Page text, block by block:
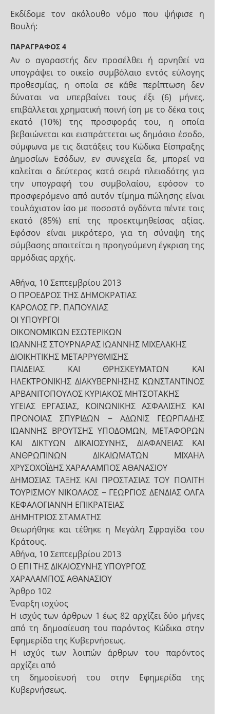
Εκδίδομε τον ακόλουθο νόμο που ψήφισε η
Βουλή:
ΠΑΡΑΓΡΑΦΟΣ 4
Αν ο αγοραστής δεν προσέλθει ή αρνηθεί να
υπογράψει το οικείο συμβόλαιο εντός εύλογης
προθεσμίας, η οποία σε κάθε περίπτωση δεν
δύναται να υπερβαίνει τους έξι (6) μήνες,
επιβάλλεται χρηματική ποινή ίση με το δέκα τοις
εκατό (10%) της προσφοράς του, η οποία
βεβαιώνεται και εισπράττεται ως δημόσιο έσοδο,
σύμφωνα με τις διατάξεις του Κώδικα Είσπραξης
Δημοσίων Εσόδων, εν συνεχεία δε, μπορεί να
καλείται ο δεύτερος κατά σειρά πλειοδότης για
την υπογραφή του συμβολαίου, εφόσον το
προσφερόμενο από αυτόν τίμημα πώλησης είναι
τουλάχιστον ίσο με ποσοστό ογδόντα πέντε τοις
εκατό (85%) επί της προεκτιμηθείσας αξίας.
Εφόσον είναι μικρότερο, για τη σύναψη της
σύμβασης απαιτείται η προηγούμενη έγκριση της
αρμόδιας αρχής.
Αθήνα, 10 Σεπτεμβρίου 2013
Ο ΠΡΟΕΔΡΟΣ ΤΗΣ ΔΗΜΟΚΡΑΤΙΑΣ
ΚΑΡΟΛΟΣ ΓΡ. ΠΑΠΟΥΛΙΑΣ
ΟΙ ΥΠΟΥΡΓΟΙ
ΟΙΚΟΝΟΜΙΚΩΝ ΕΣΩΤΕΡΙΚΩΝ
ΙΩΑΝΝΗΣ ΣΤΟΥΡΝΑΡΑΣ ΙΩΑΝΝΗΣ ΜΙΧΕΛΑΚΗΣ
ΔΙΟΙΚΗΤΙΚΗΣ ΜΕΤΑΡΡΥΘΜΙΣΗΣ
ΠΑΙΔΕΙΑΣ ΚΑΙ ΘΡΗΣΚΕΥΜΑΤΩΝ ΚΑΙ
ΗΛΕΚΤΡΟΝΙΚΗΣ ΔΙΑΚΥΒΕΡΝΗΣΗΣ ΚΩΝΣΤΑΝΤΙΝΟΣ
ΑΡΒΑΝΙΤΟΠΟΥΛΟΣ ΚΥΡΙΑΚΟΣ ΜΗΤΣΟΤΑΚΗΣ
ΥΓΕΙΑΣ ΕΡΓΑΣΙΑΣ, ΚΟΙΝΩΝΙΚΗΣ ΑΣΦΑΛΙΣΗΣ ΚΑΙ
ΠΡΟΝΟΙΑΣ ΣΠΥΡΙΔΩΝ − ΑΔΩΝΙΣ ΓΕΩΡΓΙΑΔΗΣ
ΙΩΑΝΝΗΣ ΒΡΟΥΤΣΗΣ ΥΠΟΔΟΜΩΝ, ΜΕΤΑΦΟΡΩΝ
ΚΑΙ ΔΙΚΤΥΩΝ ΔΙΚΑΙΟΣΥΝΗΣ, ΔΙΑΦΑΝΕΙΑΣ ΚΑΙ
ΑΝΘΡΩΠΙΝΩΝ ΔΙΚΑΙΩΜΑΤΩΝ ΜΙΧΑΗΛ
ΧΡΥΣΟΧΟΪΔΗΣ ΧΑΡΑΛΑΜΠΟΣ ΑΘΑΝΑΣΙΟΥ
ΔΗΜΟΣΙΑΣ ΤΑΞΗΣ ΚΑΙ ΠΡΟΣΤΑΣΙΑΣ ΤΟΥ ΠΟΛΙΤΗ
ΤΟΥΡΙΣΜΟΥ ΝΙΚΟΛΑΟΣ − ΓΕΩΡΓΙΟΣ ΔΕΝΔΙΑΣ ΟΛΓΑ
ΚΕΦΑΛΟΓΙΑΝΝΗ ΕΠΙΚΡΑΤΕΙΑΣ
ΔΗΜΗΤΡΙΟΣ ΣΤΑΜΑΤΗΣ
Θεωρήθηκε και τέθηκε η Μεγάλη Σφραγίδα του
Κράτους.
Αθήνα, 10 Σεπτεμβρίου 2013
Ο ΕΠΙ ΤΗΣ ΔΙΚΑΙΟΣΥΝΗΣ ΥΠΟΥΡΓΟΣ
ΧΑΡΑΛΑΜΠΟΣ ΑΘΑΝΑΣΙΟΥ
Άρθρο 102
Έναρξη ισχύος
Η ισχύς των άρθρων 1 έως 82 αρχίζει δύο μήνες
από τη δημοσίευση του παρόντος Κώδικα στην
Εφημερίδα της Κυβερνήσεως.
Η ισχύς των λοιπών άρθρων του παρόντος
αρχίζει από
τη δημοσίευσή του στην Εφημερίδα της
Κυβερνήσεως.